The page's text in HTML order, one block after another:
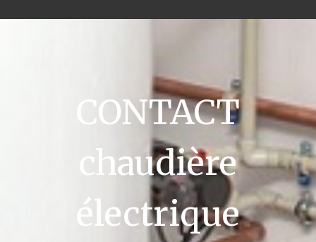
CONTACT
chaudière
électrique